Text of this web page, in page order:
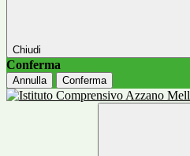
Chiudi
Conferma
Annulla Conferma